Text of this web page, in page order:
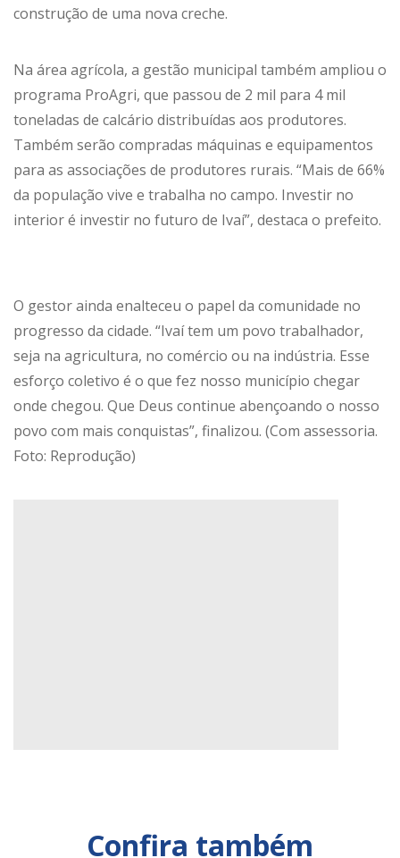
construção de uma nova creche.
Na área agrícola, a gestão municipal também ampliou o
programa ProAgri, que passou de 2 mil para 4 mil
toneladas de calcário distribuídas aos produtores.
Também serão compradas máquinas e equipamentos
para as associações de produtores rurais. “Mais de 66%
da população vive e trabalha no campo. Investir no
interior é investir no futuro de Ivaí”, destaca o prefeito.
O gestor ainda enalteceu o papel da comunidade no
progresso da cidade. “Ivaí tem um povo trabalhador,
seja na agricultura, no comércio ou na indústria. Esse
esforço coletivo é o que fez nosso município chegar
onde chegou. Que Deus continue abençoando o nosso
povo com mais conquistas”, finalizou. (Com assessoria.
Foto: Reprodução)
Confira também